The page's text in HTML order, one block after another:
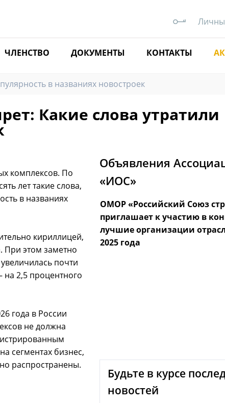
ЧЛЕНСТВО ДОКУМЕНТЫ КОНТАКТЫ
в названиях новостроек
Какие слова утратили
комплексов. По
лет такие слова,
в названиях
кириллицей,
При этом заметно
почти
на 2,5 процентного
года в России
не должна
сегментах бизнес,
распространены.
Объявления
«ИОС»
законопроект об
ОМОР «Российский Союз
приглашает к участию в
лучшие организации
2025 года
Будьте в курсе
новостей